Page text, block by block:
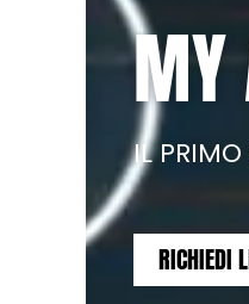
MY
IL
RICHIEDI